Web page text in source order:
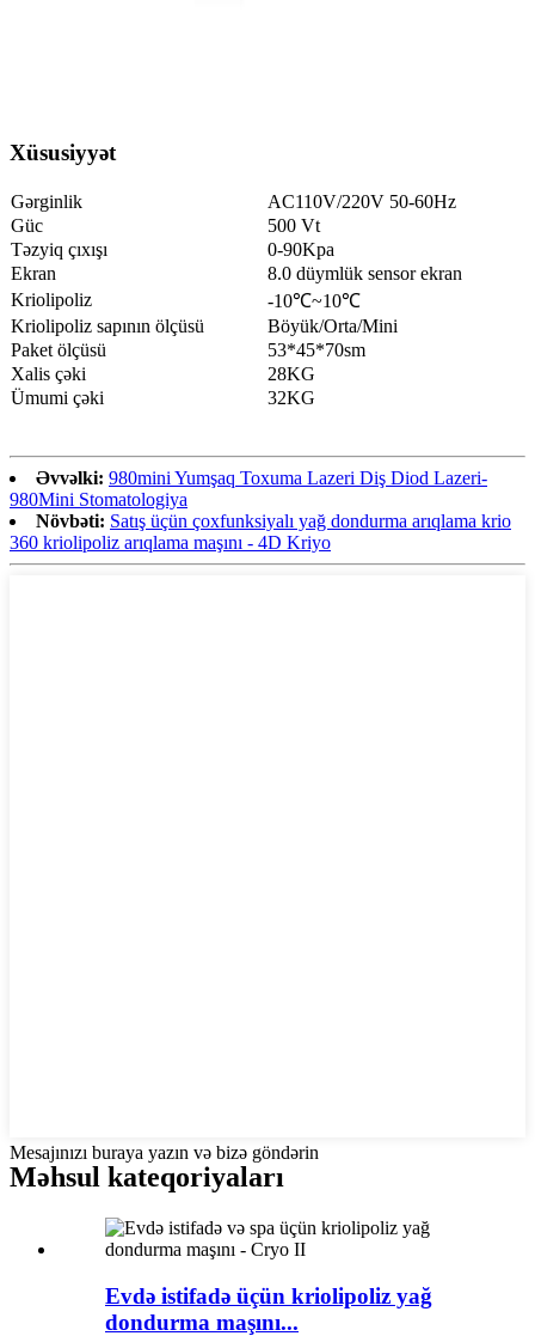
Xüsusiyyət
Gərginlik
AC110V/220V 50-60Hz
Güc
500 Vt
Təzyiq çıxışı
0-90Kpa
Ekran
8.0 düymlük sensor ekran
Kriolipoliz
-10℃~10℃
Kriolipoliz sapının ölçüsü
Böyük/Orta/Mini
Paket ölçüsü
53*45*70sm
Xalis çəki
28KG
Ümumi çəki
32KG
Əvvəlki: 980mini Yumşaq Toxuma Lazeri Diş Diod Lazeri-
980Mini Stomatologiya
Növbəti: Satış üçün çoxfunksiyalı yağ dondurma arıqlama krio
360 kriolipoliz arıqlama maşını - 4D Kriyo
Mesajınızı buraya yazın və bizə göndərin
Məhsul kateqoriyaları
Evdə istifadə üçün kriolipoliz yağ
dondurma maşını...